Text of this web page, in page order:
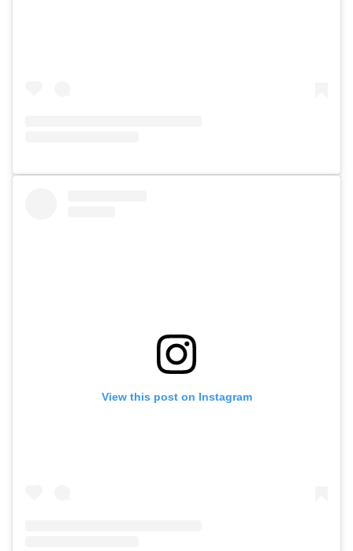
View this post on Instagram